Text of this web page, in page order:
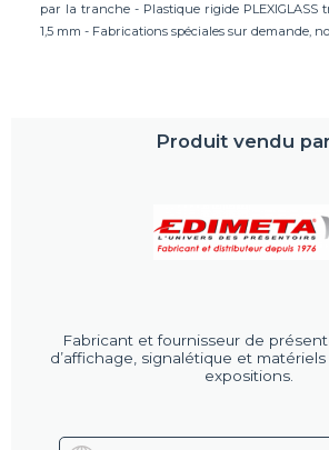
par la tranche - Plastique rigide PLEXIGLASS
1,5 mm - Fabrications spéciales sur demande,
Produit vendu
Fabricant et fournisseur de
d’affichage, signalétique et
expositions.